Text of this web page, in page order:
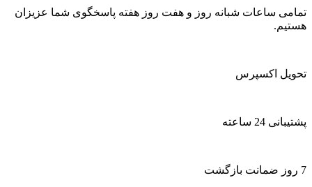
تمامی ساعات شبانه روز و هفت روز هفته پاسخگوی شما عزیزان
هستیم.
تحویل اکسپرس
پشتیبانی 24 ساعته
7 روز ضمانت بازگشت